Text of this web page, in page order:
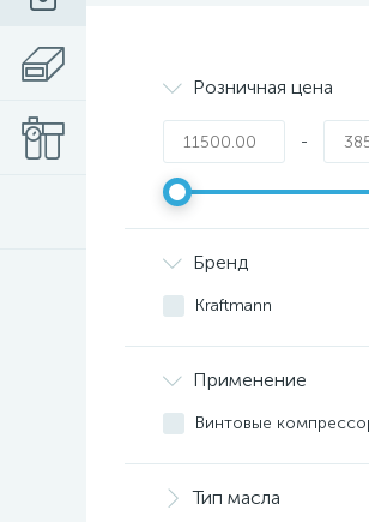
Розничная цена
-
Бренд
Kraftmann
Применение
Винтовые
Тип масла